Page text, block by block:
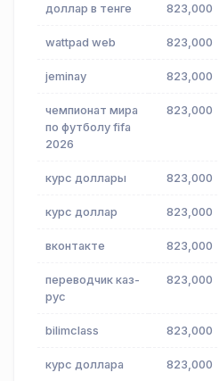
доллар в тенге 823,000
wattpad web 823,000
jeminay 823,000
чемпионат мира
по футболу fifa
2026
823,000
курс доллары 823,000
курс доллар 823,000
вконтакте 823,000
переводчик каз-
рус
823,000
bilimclass 823,000
курс доллара 823,000